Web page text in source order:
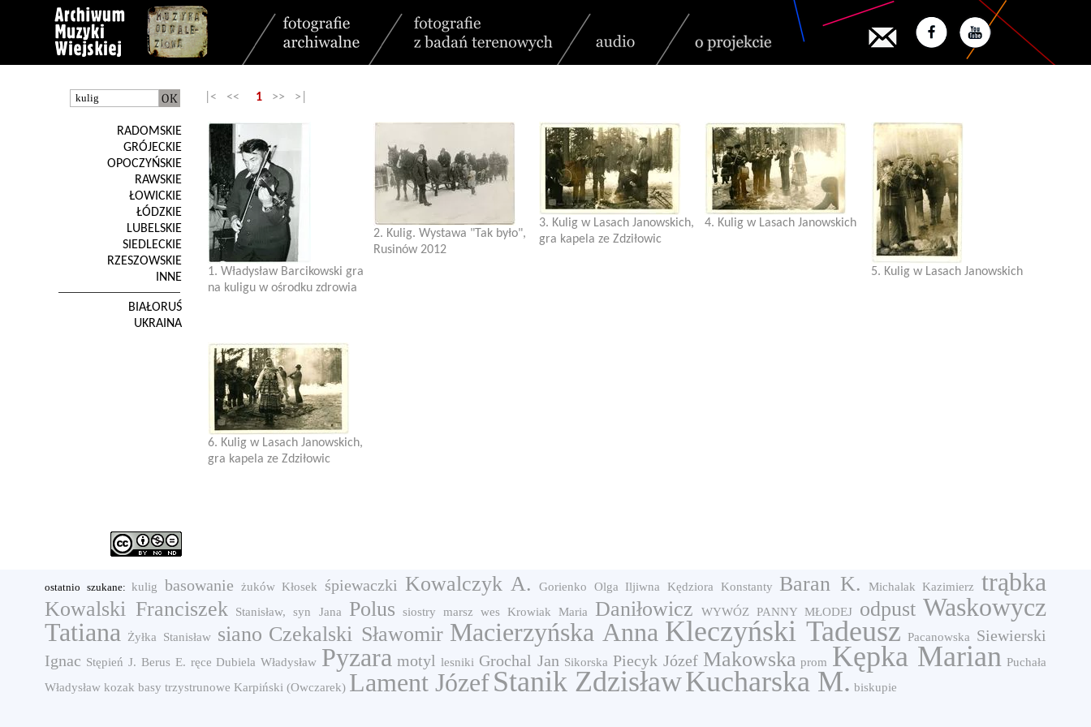
RADOMSKIE
GRÓJECKIE
OPOCZYŃSKIE
RAWSKIE
ŁOWICKIE
ŁÓDZKIE
LUBELSKIE
SIEDLECKIE
RZESZOWSKIE
INNE
BIAŁORUŚ
UKRAINA
|< << 1 >> >|
1. Władysław Barcikowski gra
na kuligu w ośrodku zdrowia
2. Kulig. Wystawa "Tak było",
Rusinów 2012
3. Kulig w Lasach Janowskich,
gra kapela ze Zdziłowic
4. Kulig w Lasach Janowskich
5. Kulig w Lasach Janowskich
6. Kulig w Lasach Janowskich,
gra kapela ze Zdziłowic
ostatnio szukane:kulig basowanie żuków Kłosek śpiewaczki Kowalczyk A. Gorienko Olga Iljiwna Kędziora Konstanty Baran K. Michalak Kazimierz trąbka
Kowalski Franciszek Stanisław, syn Jana Polus siostry marsz wes Krowiak Maria Daniłowicz WYWÓZ PANNY MŁODEJ odpust Waskowycz
Tatiana
Żyłka Stanisław siano Czekalski Sławomir Macierzyńska Anna Kleczyński Tadeusz Pacanowska
Siewierski
Ignac Stępień J. Berus E. ręce Dubiela Władysław Pyzara motyl lesniki Grochal Jan Sikorska Piecyk Józef Makowska prom Kępka Marian Puchała
Władysław kozak basy trzystrunowe Karpiński (Owczarek) Lament JózefStanik ZdzisławKucharska M. biskupie